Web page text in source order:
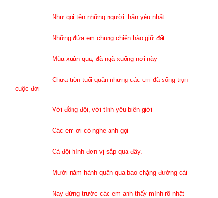
Như gọi tên những người thân yêu nhất
Những đứa em chung chiến hào giữ đất
Mùa xuân qua, đã ngã xuống nơi này
Chưa tròn tuổi quân nhưng các em đã sống trọn
cuộc đời
Với đồng đội, với tình yêu biên giới
Các em ơi có nghe anh gọi
Cả đội hình đơn vị sắp qua đây.
Mười năm hành quân qua bao chặng đường dài
Nay đứng trước các em anh thấy mình rõ nhất